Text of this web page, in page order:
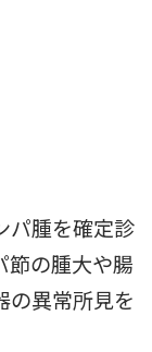
パ腫を確定診
節の腫大や腸
の異常所見を